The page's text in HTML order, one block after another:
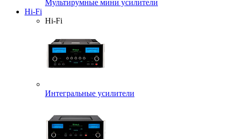
Мультирумные мини усилители
Hi-Fi
Hi-Fi
Интегральные усилители